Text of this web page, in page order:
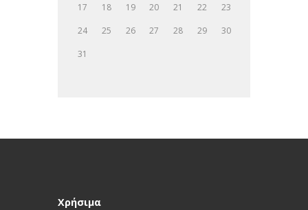
17
18 19 20 21 22
23
24
25 26 27 28 29
30
31
Χρήσιμα